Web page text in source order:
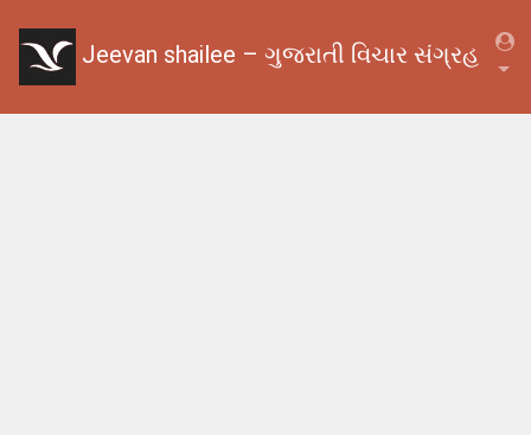
Jeevan shailee – ગુજરાતી વિચાર સંગ્રહ